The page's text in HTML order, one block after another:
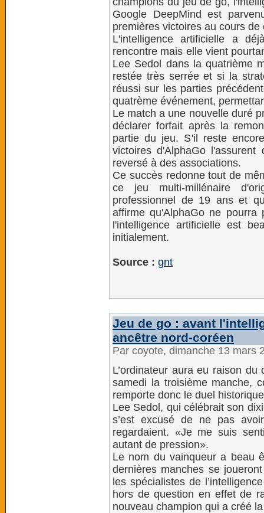
Google DeepMind est
premières victoires au cours
L'intelligence artificielle a
rencontre mais elle vient
Lee Sedol dans la quatrième
restée très serrée et si la
réussi sur les parties
quatrème événement,
Le match a une nouvelle duré
déclarer forfait après la
partie du jeu. S'il reste
victoires d'AlphaGo
reversé à des associations.
Ce succès redonne tout de
ce jeu multi-millénaire
professionnel de 19 ans et
affirme qu'AlphaGo ne
l'intelligence artificielle est
initialement.
Source : gnt
Jeu de go : avant
ancêtre nord-coréen
Par coyote, dimanche 13 mars
L’ordinateur aura eu raison
samedi la troisième manche,
remporte donc le duel
Lee Sedol, qui célébrait son
s’est excusé de ne pas
regardaient. «Je me suis
autant de pression».
Le nom du vainqueur a beau
dernières manches se
les spécialistes de
hors de question en effet de
nouveau champion qui a créé